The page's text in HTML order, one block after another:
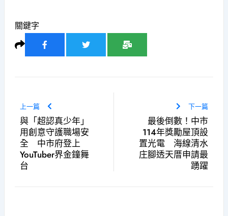
關鍵字
上一篇
與「超認真少年」
用創意守護職場安
全 中市府登上
YouTuber界金鐘舞
台
下一篇
最後倒數！中市
114年獎勵屋頂設
置光電 海線清水
庄腳透天厝申請最
踴躍